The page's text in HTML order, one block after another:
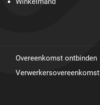
Overeenkomst ontbinden
Verwerkersovereenkomst